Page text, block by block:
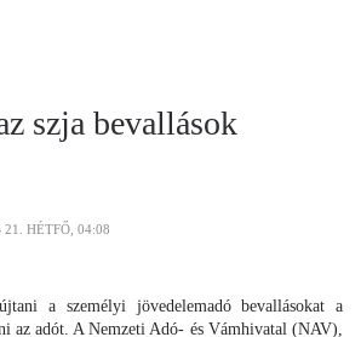
szja bevallások
HÉTFŐ, 04:08
a személyi jövedelemadó bevallásokat a
az adót. A Nemzeti Adó- és Vámhivatal (NAV),